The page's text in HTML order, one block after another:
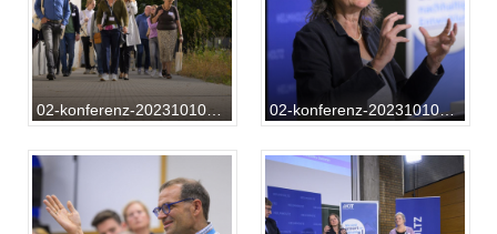
02-konferenz-20231010-RF-01-122 02-konferenz-20231010-RF-01-170